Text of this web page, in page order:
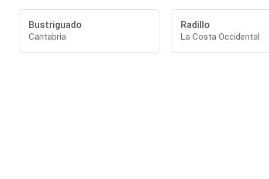
Bustriguado
Cantabria
Radillo
La Costa Occidental